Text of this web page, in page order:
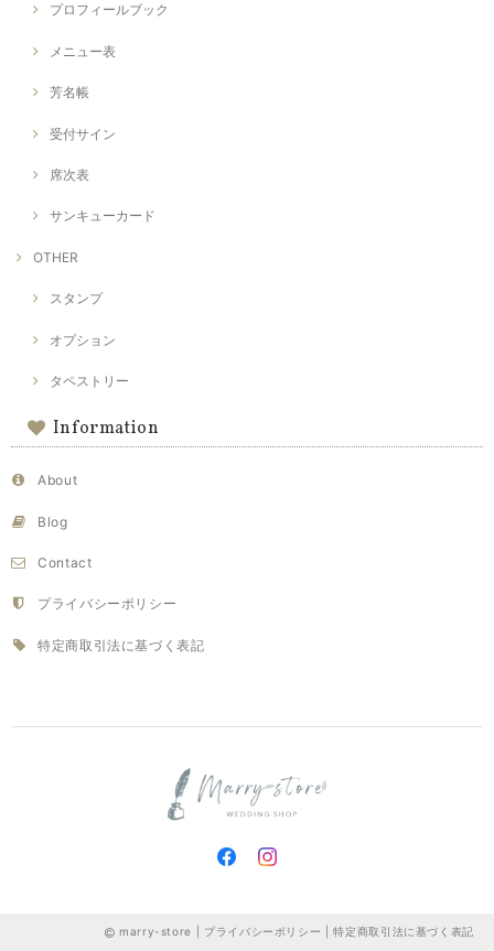
プロフィールブック
メニュー表
芳名帳
受付サイン
席次表
サンキューカード
OTHER
スタンプ
オプション
タペストリー
Information
About
Blog
Contact
プライバシーポリシー
特定商取引法に基づく表記
marry-store | プライバシーポリシー |特定商取引法に基づく表記